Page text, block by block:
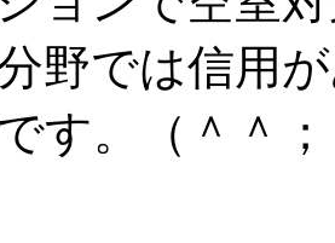
野では信用
す。（＾＾